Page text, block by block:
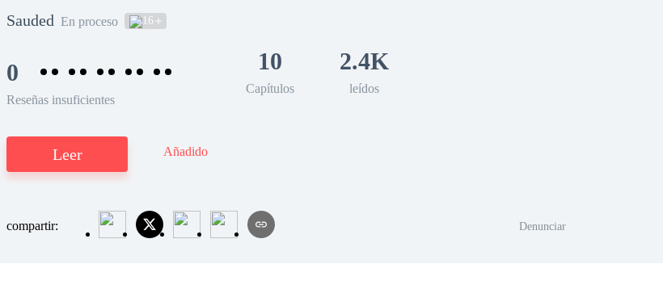
Sauded En proceso 16
0
Reseñas insuficientes
10
Capítulos
2.4K
leídos
Leer Añadido
compartir: Denunciar